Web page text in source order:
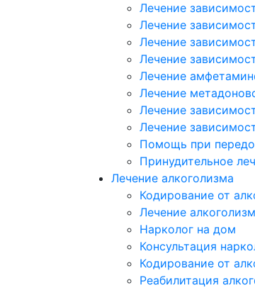
Лечение
Лечение
Лечение
Лечение
Лечение
Лечение
Лечение
Лечение
Помощь при
Принудительное
Лечение алкоголизма
Кодирование от
Лечение
Нарколог на дом
Консультация
Кодирование от
Реабилитация